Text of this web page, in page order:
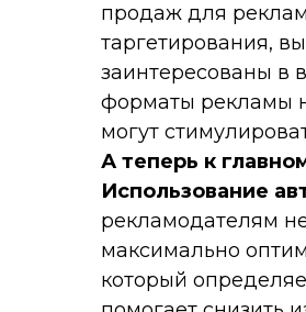
продаж для
таргетирования,
заинтересованы в
форматы рекламы
могут
А теперь к
Использование
рекламодателям
максимально
который